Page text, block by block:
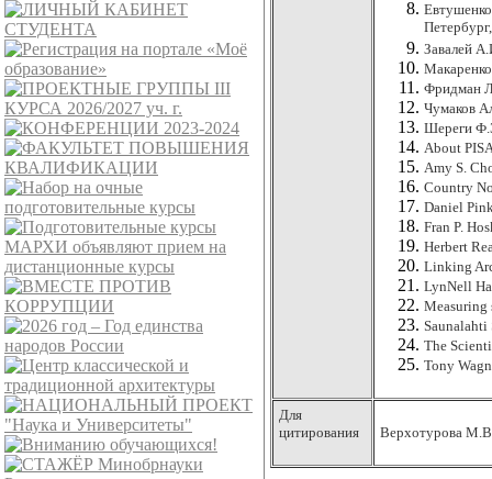
Завалей
Фридман
Чумаков
Шереги
About PISA
Amy S.
Country
Daniel
Fran P.
Herbert
Linking
LynNell
Мeasuring
Saunalahti
The
Tony
Для
цитирования
Верхотурова